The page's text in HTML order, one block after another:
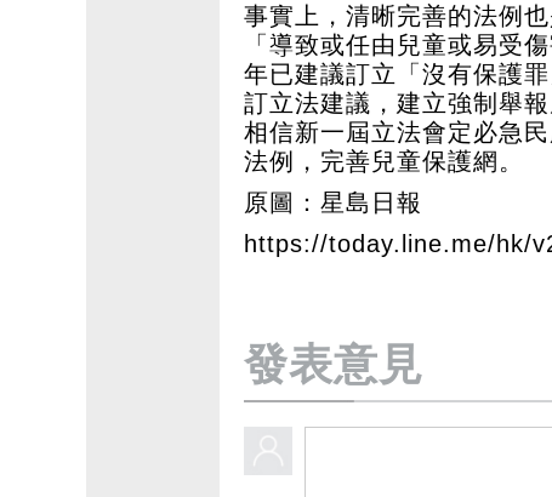
事實上，清晰完善的法例
「導致或任由兒童或易受
年已建議訂立「沒有保護
訂立法建議，建立強制舉
相信新一屆立法會定必急
法例，完善兒童保護網。
原圖：星島日報
https://today.line.me/hk/
發表意見